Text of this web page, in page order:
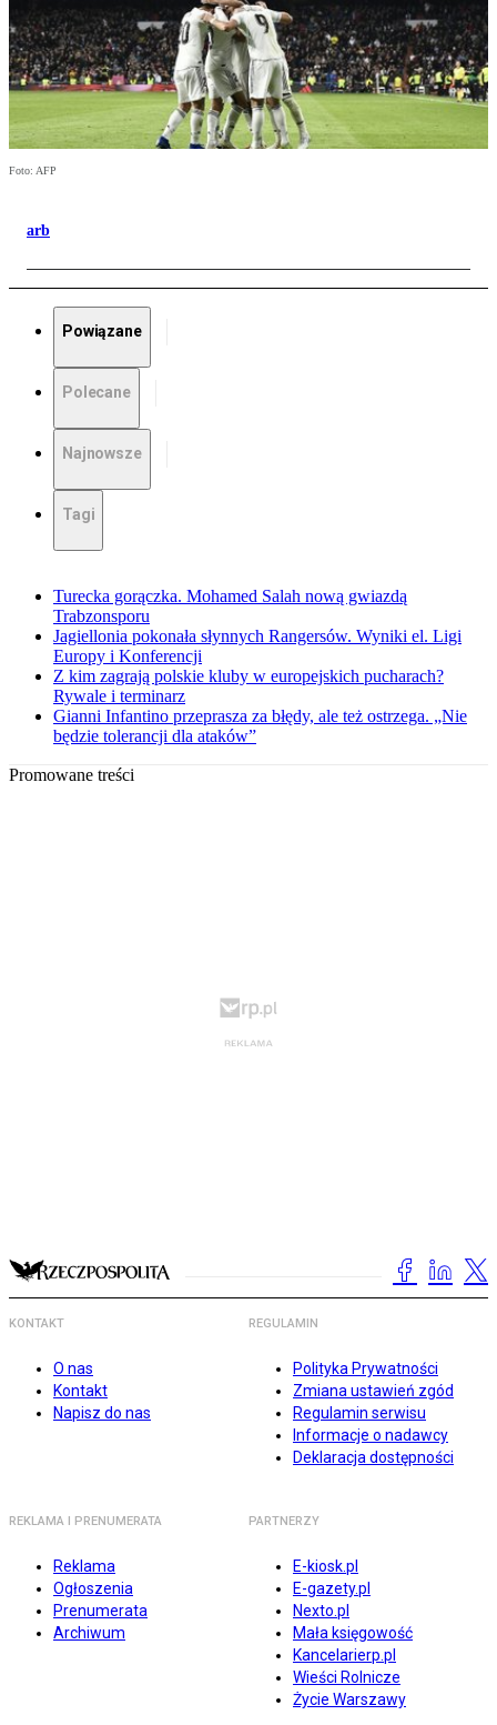
Foto: AFP
arb
Powiązane
Polecane
Najnowsze
Tagi
Turecka gorączka. Mohamed Salah nową gwiazdą
Trabzonsporu
Jagiellonia pokonała słynnych Rangersów. Wyniki el. Ligi
Europy i Konferencji
Z kim zagrają polskie kluby w europejskich pucharach?
Rywale i terminarz
Gianni Infantino przeprasza za błędy, ale też ostrzega. „Nie
będzie tolerancji dla ataków”
Promowane treści
KONTAKT
O nas
Kontakt
Napisz do nas
REGULAMIN
Polityka Prywatności
Zmiana ustawień zgód
Regulamin serwisu
Informacje o nadawcy
Deklaracja dostępności
REKLAMA I PRENUMERATA
Reklama
Ogłoszenia
Prenumerata
Archiwum
PARTNERZY
E-kiosk.pl
E-gazety.pl
Nexto.pl
Mała księgowość
Kancelarierp.pl
Wieści Rolnicze
Życie Warszawy